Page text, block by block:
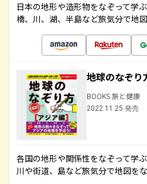
日本の地形や造形物をなぞって学
橋、川、湖、半島など旅気分で地
地球のなぞ
BOOKS 旅と健康
2022.11.25 発売
各国の地形や関係性をなぞって学
川や街道、島など旅気分で地図を